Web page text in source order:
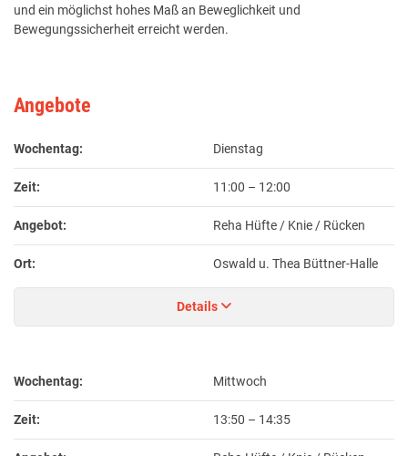
und ein möglichst hohes Maß an Beweglichkeit und
Bewegungssicherheit erreicht werden.
Angebote
Wochentag: Dienstag
Zeit: 11:00 – 12:00
Angebot: Reha Hüfte / Knie / Rücken
Ort: Oswald u. Thea Büttner-Halle
Details
Wochentag: Mittwoch
Zeit: 13:50 – 14:35